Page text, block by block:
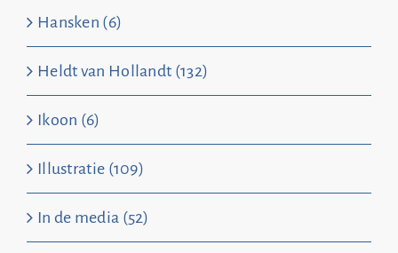
Hansken (6)
Heldt van Hollandt (132)
Ikoon (6)
Illustratie (109)
In de media (52)